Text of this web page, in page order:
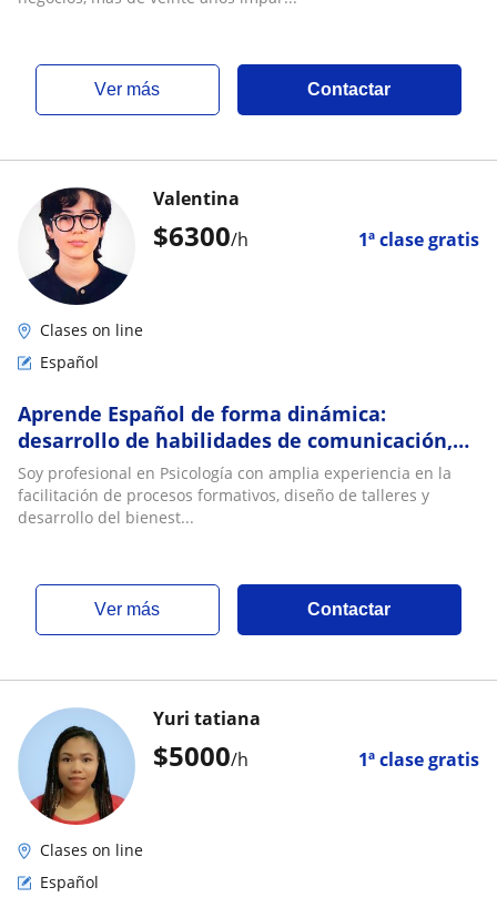
ver más Contactar
$6300/h 1ª clase gratis
Valentina
Clases on line
Español
Aprende Español de forma dinámica:
desarrollo de habilidades de comunicación,
análisis y razonamiento crítico
Soy profesional en Psicología con amplia experiencia en la
facilitación de procesos formativos, diseño de talleres y
desarrollo del bienest...
ver más Contactar
$5000/h 1ª clase gratis
Yuri tatiana
Clases on line
Español